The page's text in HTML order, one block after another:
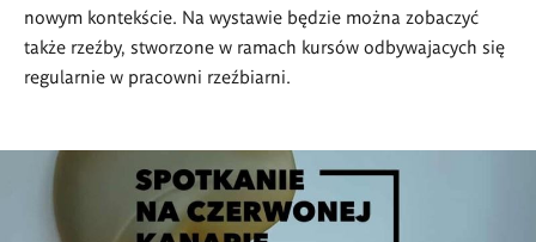
nowym kontekście. Na wystawie będzie można zobaczyć
także rzeźby, stworzone w ramach kursów odbywajacych się
regularnie w pracowni rzeźbiarni.